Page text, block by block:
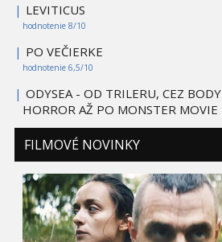
| LEVITICUS
hodnotenie 8/10
| PO VEČIERKE
hodnotenie 6,5/10
| ODYSEA - OD TRILERU, CEZ BODY
HORROR AŽ PO MONSTER MOVIE
FILMOVÉ NOVINKY